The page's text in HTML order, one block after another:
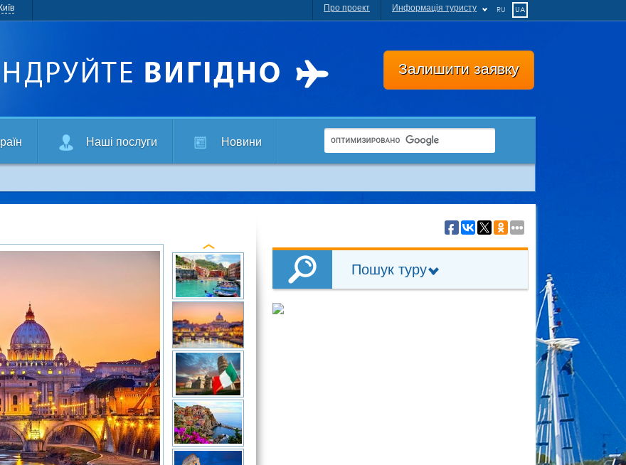
RU UA
Київ Про проект Информація туристу
Залишити заявку
Наші послуги Новини
Пошук туру